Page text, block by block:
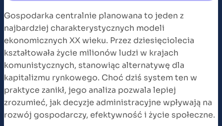
Gospodarka centralnie planowana to jeden z
najbardziej charakterystycznych modeli
ekonomicznych XX wieku. Przez dziesięciolecia
kształtowała życie milionów ludzi w krajach
komunistycznych, stanowiąc alternatywę dla
kapitalizmu rynkowego. Choć dziś system ten w
praktyce zanikł, jego analiza pozwala lepiej
zrozumieć, jak decyzje administracyjne wpływają na
rozwój gospodarczy, efektywność i życie społeczne.